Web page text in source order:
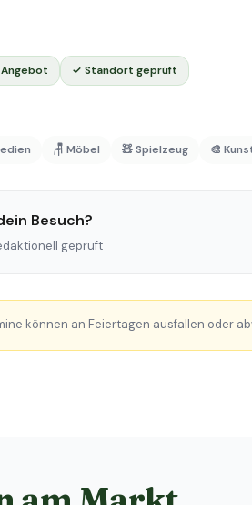
✓ Standort geprüft
🪑 Möbel 🧸 Spielzeug 🎨
Besuch?
geprüft
können an Feiertagen ausfallen oder